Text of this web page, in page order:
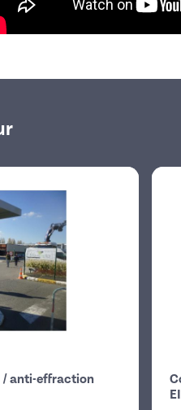
/ anti-effraction